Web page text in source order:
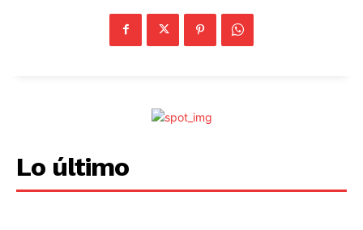
Lo último